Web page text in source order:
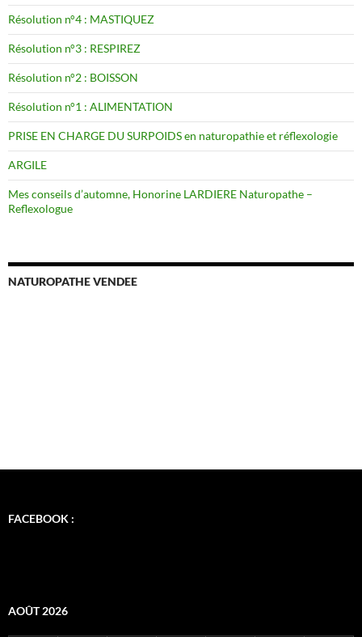
Résolution n°4 : MASTIQUEZ
Résolution n°3 : RESPIREZ
Résolution n°2 : BOISSON
Résolution n°1 : ALIMENTATION
PRISE EN CHARGE DU SURPOIDS en naturopathie et réflexologie
ARGILE
Mes conseils d’automne, Honorine LARDIERE Naturopathe –
Reflexologue
NATUROPATHE VENDEE
FACEBOOK :
AOÛT 2026